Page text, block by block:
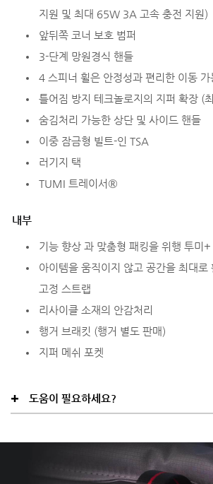
지원 및 최대 65W 3A 고속 충전 지원)
앞뒤쪽 코너 보호 범퍼
3-단계 망원경식 핸들
4 스피너 휠은 안정성과 편리한 이동 가
틀어짐 방지 테크놀로지의 지퍼 확장 (
숨김처리 가능한 상단 및 사이드 핸들
이중 잠금형 빌트-인 TSA
러기지 택
TUMI 트레이서®
내부
기능 향상 과 맞춤형 패킹을 위행 투미
아이템을 움직이지 않고 공간을 최대로
고정 스트랩
리사이클 소재의 안감처리
행거 브래킷 (행거 별도 판매)
지퍼 메쉬 포켓
도움이 필요하세요?